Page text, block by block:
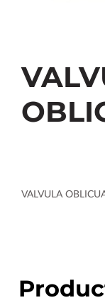
VALVULA